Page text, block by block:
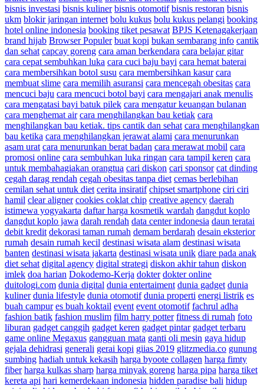
bisnis investasi bisnis kuliner bisnis otomotif bisnis restoran bisnis
ukm blokir jaringan internet bolu kukus bolu kukus pelangi booking
hotel online indonesia booking tiket pesawat BPJS Ketenagakerjaan
brand hijab Browser Populer buat kopi bukan sembarang info cantik
dan sehat capcay goreng cara aman berkendara cara belajar gitar
cara cepat sembuhkan luka cara cuci baju bayi cara hemat baterai
cara membersihkan botol susu cara membersihkan kasur cara
membuat slime cara memilih asuransi cara mencegah obesitas cara
mencuci baju cara mencuci botol bayi cara mengajari anak menulis
cara mengatasi bayi batuk pilek cara mengatur keuangan bulanan
cara menghemat air cara menghilangkan bau ketiak cara
menghilangkan bau ketiak. tips cantik dan sehat cara menghilangkan
bau ketika cara menghilangkan jerawat alami cara menurunkan
asam urat cara menurunkan berat badan cara merawat mobil cara
promosi online cara sembuhkan luka ringan cara tampil keren cara
untuk membahagiakan orangtua cari diskon cari sponsor cat dinding
cegah darag rendah cegah obesitas tanpa diet cemas berlebihan
cemilan sehat untuk diet cerita insiratif chipset smartphone ciri ciri
hamil clear aligner cookies coklat chip creative agency daerah
istimewa yogyakarta daftar harga kosmetik wardah dangdut koplo
dangdut koplo jawa darah rendah data center indonesia daun teratai
debit kredit dekorasi taman rumah demam berdarah desain eksterior
rumah desain rumah kecil destinasi wisata alam destinasi wisata
banten destinasi wisata jakarta destinasi wisata unik diare pada anak
diet sehat digital agency digital strategi diskon akhir tahun diskon
imlek doa harian Dokodemo-Kerja dokter dokter online
duitologi.com dunia digital dunia entertaiment dunia gadget dunia
kuliner dunia lifestyle dunia otomotif dunia properti energi listrik es
buah campur es buah koktail event event otomotif fachrul adha
fashion batik fashion muslim film harry potter fitness di rumah foto
liburan gadget canggih gadget keren gadget pintar gadget terbaru
game online Megaxus gangguan mata ganti oli mesin gaya hidup
gejala dehidrasi generali gerai kopi giias 2019 glitzmedia.co gunung
sumbing hadiah untuk kekasih harga byoote collagen harga fimty
fiber harga kulkas sharp harga minyak goreng harga pipa harga tiket
kereta api hari kemerdekaan indonesia hidden paradise bali hidup